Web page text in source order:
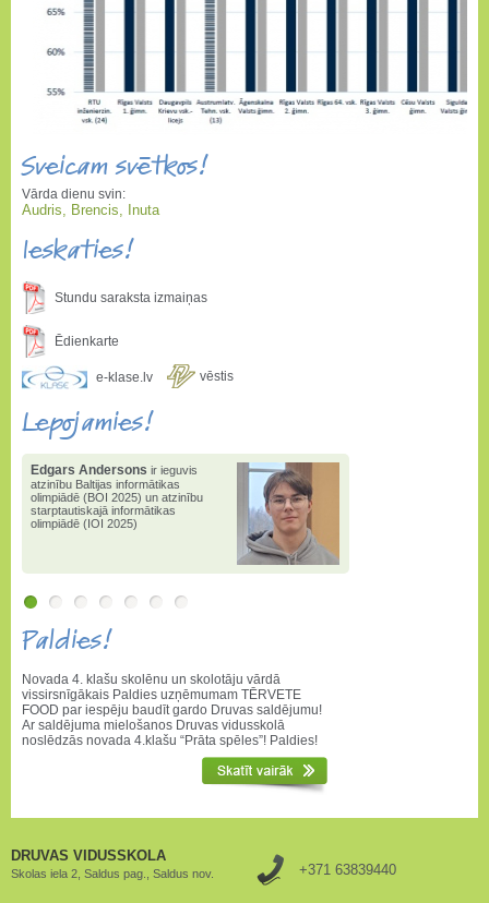
Sveicam svētkos!
Vārda dienu svin:
Audris, Brencis, Inuta
Ieskaties!
Stundu saraksta izmaiņas
Ēdienkarte
e-klase.lv vēstis
Lepojamies!
Edgars Andersons ir ieguvis
atzinību Baltijas informātikas
olimpiādē (BOI 2025) un atzinību
starptautiskajā informātikas
olimpiādē (IOI 2025)
Paldies!
Novada 4. klašu skolēnu un skolotāju vārdā
vissirsnīgākais Paldies uzņēmumam TĒRVETE
FOOD par iespēju baudīt gardo Druvas saldējumu!
Ar saldējuma mielošanos Druvas vidusskolā
noslēdzās novada 4.klašu “Prāta spēles”! Paldies!
DRUVAS VIDUSSKOLA
Skolas iela 2, Saldus pag., Saldus nov. +371 63839440